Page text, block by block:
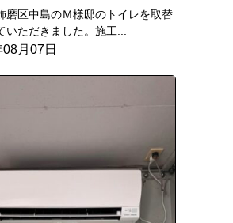
磨区中島のＭ様邸のトイレを取替
いただきました。施工...
月07日